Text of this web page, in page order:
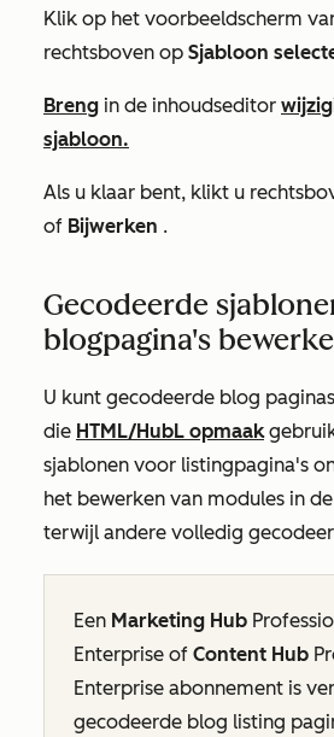
Klik op het voorbeeldscherm
rechtsboven op Sjabloon
Breng in de inhoudseditor
sjabloon.
Als u klaar bent, klikt u
of Bijwerken .
Gecodeerde
blogpagina's
U kunt gecodeerde blog
die HTML/HubL opmaak
sjablonen voor listingpagina's
het bewerken van modules in de
terwijl andere volledig
Een Marketing Hub
Enterprise of Content Hub
Enterprise abonnement is
gecodeerde blog listing